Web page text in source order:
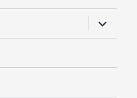
anzeigen